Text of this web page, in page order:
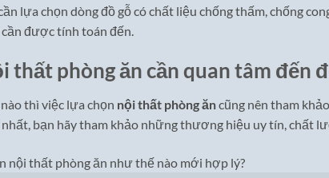
lựa chọn dòng đồ gỗ có chất liệu chống thấm, chống
được tính toán đến.
thất phòng ăn cần quan tâm đến
thì việc lựa chọn nội thất phòng ăncũng nên tham
bạn hãy tham khảo những thương hiệu uy tín, chất